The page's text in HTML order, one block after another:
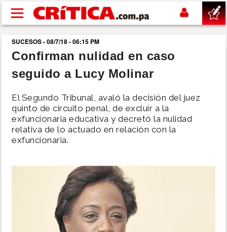
Pasar al contenido principal
buscar
SUCESOS
NACIONAL
POLÍTICA
SUCESOS - 08/7/18 - 06:15 PM
Confirman nulidad en caso
seguido a Lucy Molinar
El Segundo Tribunal, avaló la decisión del juez
quinto de circuito penal, de excluir a la
exfuncionaria educativa y decretó la nulidad
relativa de lo actuado en relación con la
exfuncionaria.